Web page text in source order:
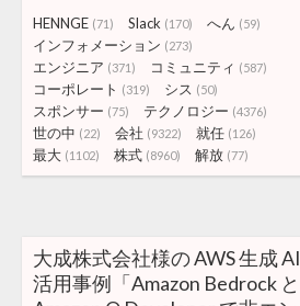
HENNGE (71) Slack (170) へん (59)
インフォメーション (273)
エンジニア (371) コミュニティ (587)
コーポレート (319) シス (50)
スポンサー (75) テクノロジー (4376)
世の中 (22) 会社 (9322) 就任 (126)
最大 (1102) 株式 (8960) 解放 (77)
大成株式会社様の AWS 生成 AI
活用事例「Amazon Bedrock と